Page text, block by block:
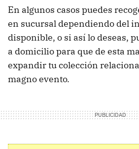
En algunos casos puedes
en sucursal dependiendo del
disponible, o si así lo deseas,
a domicilio para que de esta
expandir tu colección
magno evento.